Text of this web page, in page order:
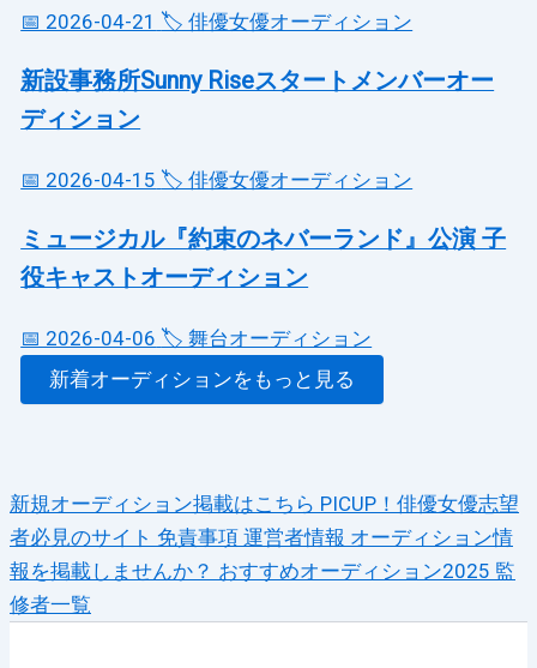
📅 2026-04-21 🏷️ 俳優女優オーディション
新設事務所Sunny Riseスタートメンバーオー
ディション
📅 2026-04-15 🏷️ 俳優女優オーディション
ミュージカル『約束のネバーランド』公演 子
役キャストオーディション
📅 2026-04-06 🏷️ 舞台オーディション
新着オーディションをもっと見る
新規オーディション掲載はこちら PICUP！俳優女優志望
者必見のサイト 免責事項 運営者情報 オーディション情
報を掲載しませんか？ おすすめオーディション2025 監
修者一覧